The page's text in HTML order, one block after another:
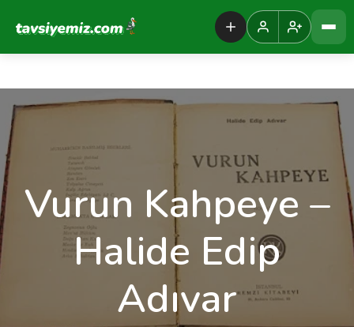
Tavsiyemiz Anasayfa
Vurun Kahpeye –
Halide Edip
Adıvar